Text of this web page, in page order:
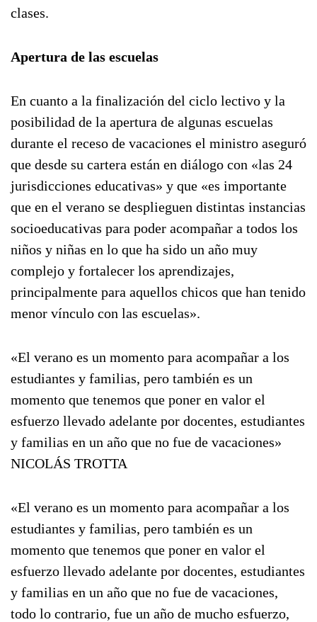
clases.
Apertura de las escuelas
En cuanto a la finalización del ciclo lectivo y la
posibilidad de la apertura de algunas escuelas
durante el receso de vacaciones el ministro aseguró
que desde su cartera están en diálogo con «las 24
jurisdicciones educativas» y que «es importante
que en el verano se desplieguen distintas instancias
socioeducativas para poder acompañar a todos los
niños y niñas en lo que ha sido un año muy
complejo y fortalecer los aprendizajes,
principalmente para aquellos chicos que han tenido
menor vínculo con las escuelas».
«El verano es un momento para acompañar a los
estudiantes y familias, pero también es un
momento que tenemos que poner en valor el
esfuerzo llevado adelante por docentes, estudiantes
y familias en un año que no fue de vacaciones»
NICOLÁS TROTTA
«El verano es un momento para acompañar a los
estudiantes y familias, pero también es un
momento que tenemos que poner en valor el
esfuerzo llevado adelante por docentes, estudiantes
y familias en un año que no fue de vacaciones,
todo lo contrario, fue un año de mucho esfuerzo,